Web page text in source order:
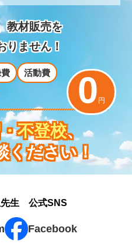
教材販売を
りません！
活動費 0 円
不登校、
ください！
先生 公式SNS
Facebook